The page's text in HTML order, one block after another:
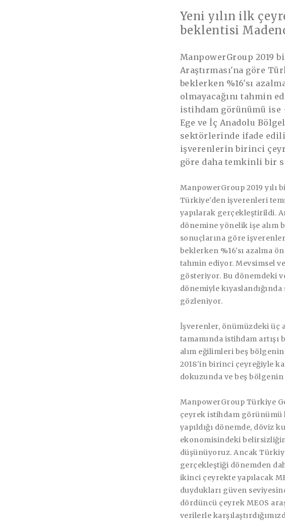
Yeni yılın ilk
beklentisi
ManpowerGroup 2019
Araştırması'na göre
beklerken %16'sı
olmayacağını tahmin
istihdam görünümü ise
Ege ve İç Anadolu
sektörlerinde ifade
işverenlerin birinci
göre daha temkinli bir
ManpowerGroup 2019 yılı
Türkiye'den işverenleri
yapılarak gerçekleştirildi.
dönemine yönelik işe alım
sonuçlarına göre
beklerken %16'sı azalma
tahmin ediyor. Mevsimsel
gösteriyor. Bu dönemdeki
dönemiyle
gözleniyor.
İşverenler, önümüzdeki üç
tamamında istihdam artışı
alım eğilimleri beş
2018'in birinci çeyreğiyle
dokuzunda ve beş
ManpowerGroup Türkiye
çeyrek istihdam görünümü
yapıldığı dönemde, döviz
ekonomisindeki
düşünüyoruz. Ancak
gerçekleştiği dönemden
ikinci çeyrekte yapılacak
duydukları güven
dördüncü çeyrek MEOS
verilerle